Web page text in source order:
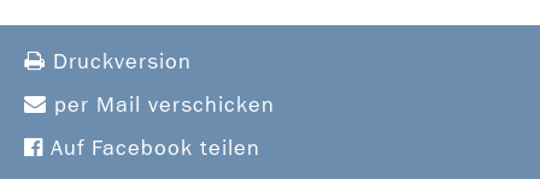
Druckversion
per Mail verschicken
Auf Facebook teilen